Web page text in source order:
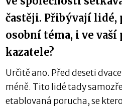
častěji. Přibývají lidé,
osobní téma, i ve vaší
kazatele?
Určitě ano. Před deseti
méně. Tito lidé tady
etablovaná porucha, se